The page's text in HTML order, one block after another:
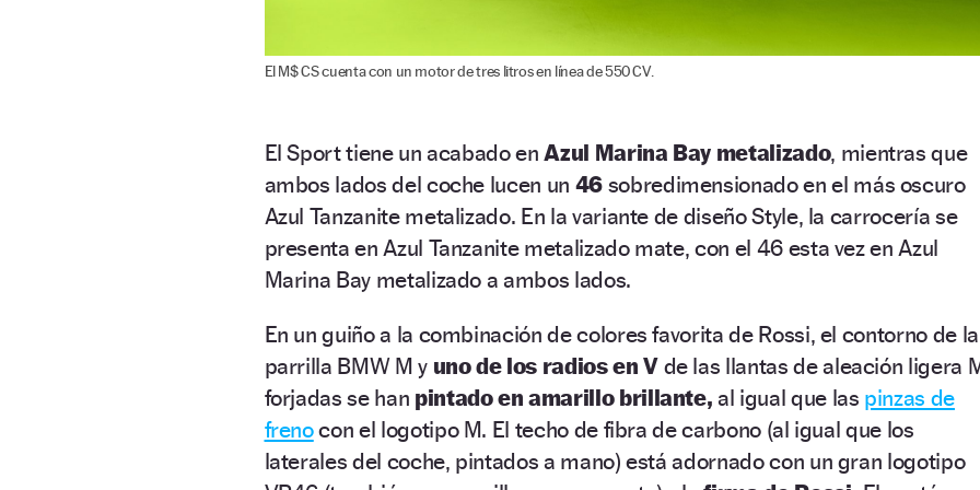
El M$ CS cuenta con un motor de tres litros en línea de 550 CV.
El Sport tiene un acabado enAzul Marina Bay metalizado, mientras que
ambos lados del coche lucen un 46 sobredimensionado en el más oscuro
Azul Tanzanite metalizado. En la variante de diseño Style, la carrocería se
presenta en Azul Tanzanite metalizado mate, con el 46 esta vez en Azul
Marina Bay metalizado a ambos lados.
En un guiño a la combinación de colores favorita de Rossi, el contorno de la
parrilla BMW M y uno de los radios en V de las llantas de aleación ligera
forjadas se han pintado en amarillo brillante, al igual que las pinzas de
frenocon el logotipo M. El techo de fibra de carbono (al igual que los
laterales del coche, pintados a mano) está adornado con un gran logotipo